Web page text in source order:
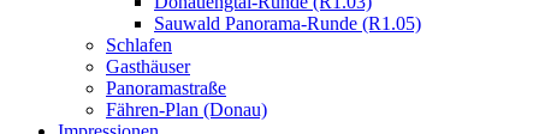
Sauwald Panorama-Runde (R1.05)
Schlafen
Gasthäuser
Panoramastraße
Fähren-Plan (Donau)